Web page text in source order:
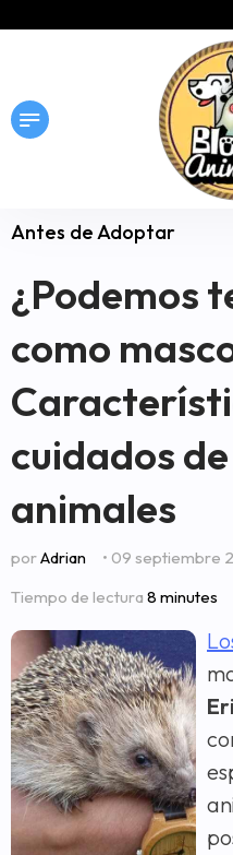
Antes de Adoptar
¿Podemos
como
cuidados
animales
porAdrian
• 09 septiembre
Tiempo de lectura 8 minutes